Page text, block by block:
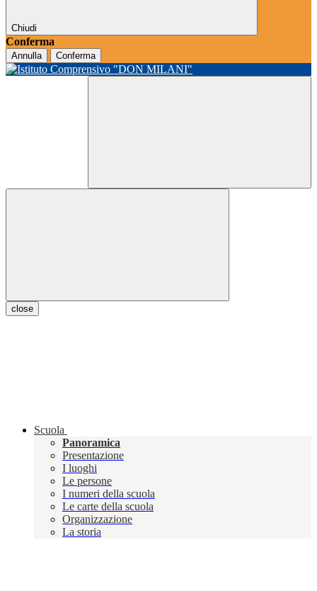
Chiudi
Conferma
Annulla Conferma
close
Scuola
Panoramica
Presentazione
I luoghi
Le persone
I numeri della scuola
Le carte della scuola
Organizzazione
La storia